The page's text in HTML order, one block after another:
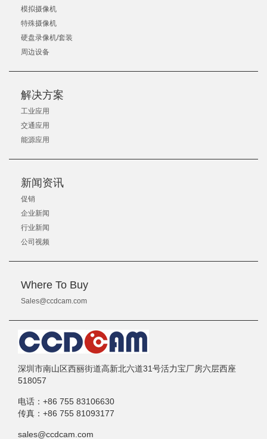
模拟摄像机
特殊摄像机
硬盘录像机/套装
周边设备
解决方案
工业应用
交通应用
能源应用
新闻资讯
促销
企业新闻
行业新闻
公司视频
Where To Buy
Sales@ccdcam.com
深圳市南山区西丽街道高新北六道31号活力宝厂房六层西座
518057
电话： +86 755 83106630
传真： +86 755 81093177
sales@ccdcam.com